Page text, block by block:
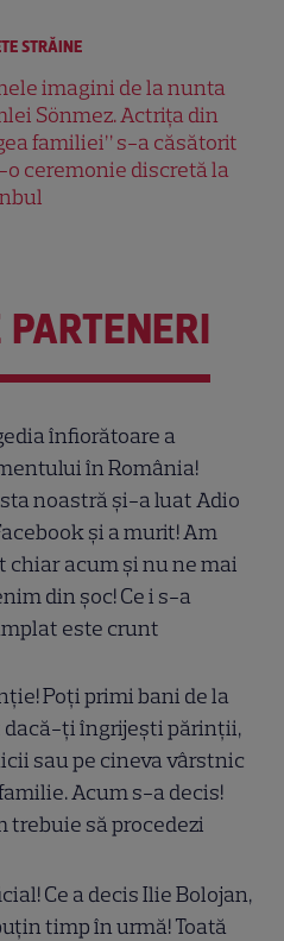
STRĂINE
imagini de la nunta
Sönmez. Actrița din
familiei” s-a căsătorit
ceremonie discretă la
înfiorătoare a
în România!
noastră și-a luat Adio
și a murit! Am
chiar acum și nu ne mai
din șoc! Ce i s-a
este crunt
Poți primi bani de la
dacă-ți îngrijești părinții,
sau pe cineva vârstnic
Acum s-a decis!
trebuie să procedezi
Ce a decis Ilie Bolojan,
timp în urmă! Toată